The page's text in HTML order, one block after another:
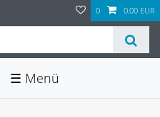
0 0,00 EUR
☰